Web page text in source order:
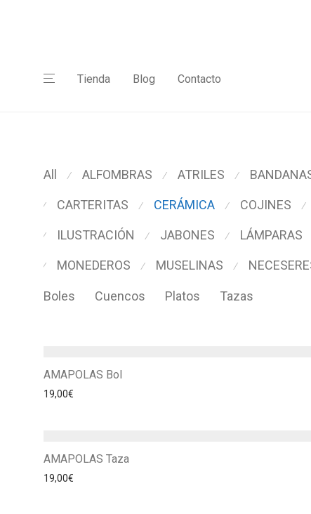
Tienda Blog Contacto
All ⁄ ALFOMBRAS ⁄ ATRILES ⁄
⁄ CARTERITAS ⁄ CERÁMICA ⁄ COJINES ⁄
⁄ ILUSTRACIÓN ⁄ JABONES ⁄ LÁMPARAS
⁄ MONEDEROS ⁄ MUSELINAS ⁄
Boles Cuencos Platos Tazas
AMAPOLAS Bol
19,00€
AMAPOLAS Taza
19,00€